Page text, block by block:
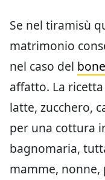
Se nel tiramisù
matrimonio
nel caso del
affatto. La
latte, zucchero,
per una cottura
bagnomaria,
mamme,